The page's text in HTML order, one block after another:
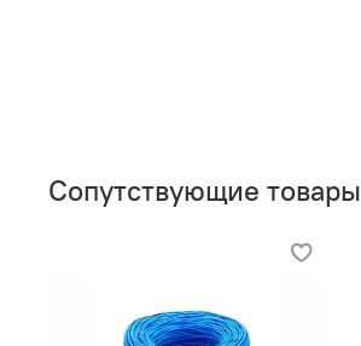
Сопутствующие товары